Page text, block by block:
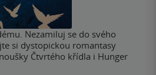
Nezamiluj se do svého
si dystopickou romantasy
Čtvrtého křídla i Hunger